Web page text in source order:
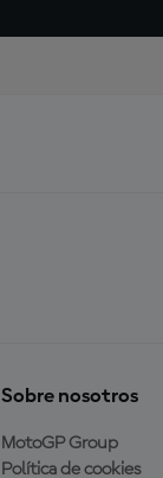
Sobre nosotros
MotoGP Group
Política de cookies